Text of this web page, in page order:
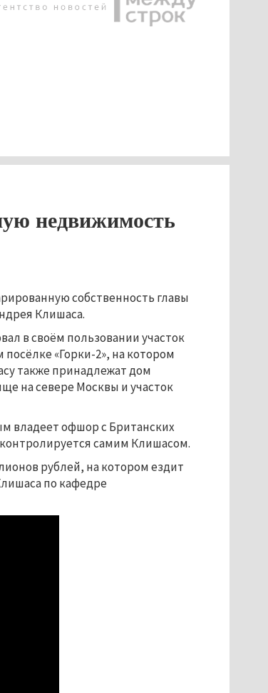
недвижимость
собственность главы
Клишаса.
в своём пользовании участок
«Горки-2», на котором
также принадлежат дом
на севере Москвы и участок
владеет офшор с Британских
самим Клишасом.
рублей, на котором ездит
по кафедре